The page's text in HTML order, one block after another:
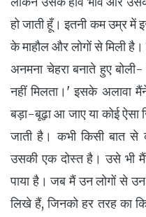
हो जाती हूँ। इतनी कम उम्र में
के माहौल और लोगों से मिली
अनमना चेहरा बनाते हुए
नहीं मिलता।' इसके अलावा
बड़ा-बूढ़ा आ जाए या कोई
जाती है। कभी किसी बात से
उसकी एक दोस्त है। उसे भी
पाया है। जब मैं उन लोगों से
लिखे हैं, जिनको हर तरह का